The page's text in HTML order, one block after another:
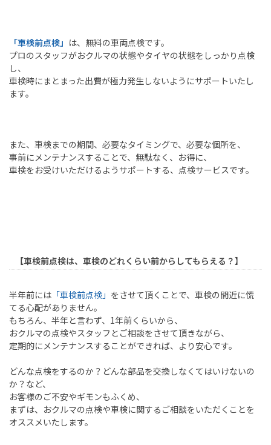
「車検前点検」 は、無料の車両点検です。
プロのスタッフがおクルマの状態やタイヤの状態をしっかり点検
し、
車検時にまとまった出費が極力発生しないようにサポートいたし
ます。
また、車検までの期間、必要なタイミングで、必要な個所を、
事前にメンテナンスすることで、無駄なく、お得に、
車検をお受けいただけるようサポートする、点検サービスです。
【車検前点検は、車検のどれくらい前からしてもらえる？】
半年前には 「車検前点検」 をさせて頂くことで、車検の間近に慌
てる心配がありません。
もちろん、半年と言わず、 1年前くらいから、
おクルマの点検やスタッフとご相談をさせて頂きながら、
定期的にメンテナンスすることができれば、より安心です。
どんな点検をするのか？どんな部品を交換しなくてはいけないの
か？など、
お客様のご不安やギモンもふくめ、
まずは、おクルマの点検や車検に関するご相談をいただくことを
オススメいたします。